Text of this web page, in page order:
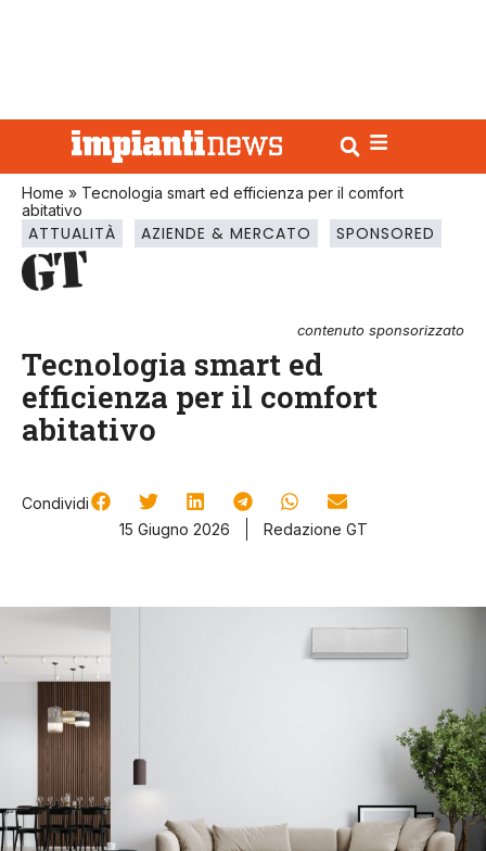
Home » Tecnologia smart ed efficienza per il comfort
abitativo
ATTUALITÀ AZIENDE & MERCATO SPONSORED
contenuto sponsorizzato
Tecnologia smart ed
efficienza per il comfort
abitativo
Condividi
15 Giugno 2026
Redazione GT